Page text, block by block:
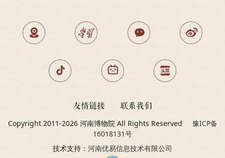
友情链接 联系我们
Copyright 2011-2026 河南博物院 All Rights Reserved
豫ICP备
16018131号
技术支持： 河南优易信息技术有限公司